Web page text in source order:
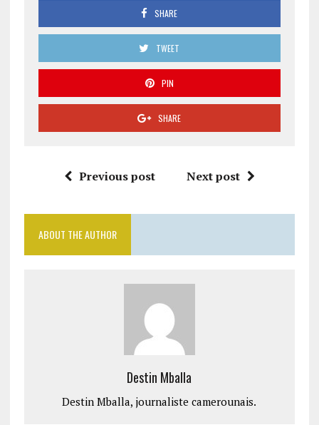
SHARE
TWEET
PIN
SHARE
Previous post Next post
ABOUT THE AUTHOR
Destin Mballa
Destin Mballa, journaliste camerounais.